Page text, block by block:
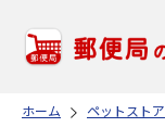
ホーム ペットストア